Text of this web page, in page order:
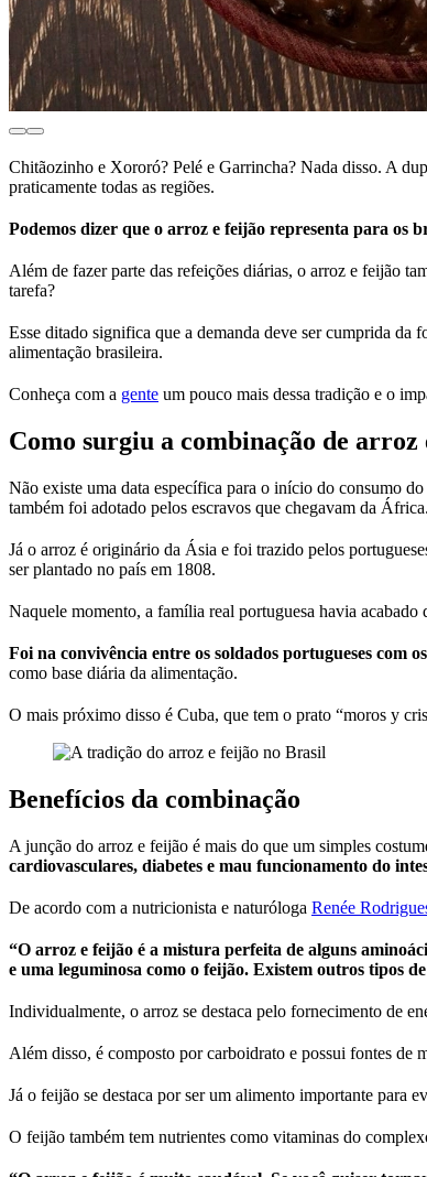
Chitãozinho e Xororó? Pelé e Garrincha? Nada disso. A
praticamente todas as regiões.
Podemos dizer que o arroz e feijão representa para os
Além de fazer parte das refeições diárias, o arroz e feijão
tarefa?
Esse ditado significa que a demanda deve ser cumprida da
alimentação brasileira.
Conheça com a gente um pouco mais dessa tradição e o
Como surgiu a combinação de arroz
Não existe uma data específica para o início do consumo
também foi adotado pelos escravos que chegavam da África.
Já o arroz é originário da Ásia e foi trazido pelos
ser plantado no país em 1808.
Naquele momento, a família real portuguesa havia
Foi na convivência entre os soldados portugueses com
como base diária da alimentação.
O mais próximo disso é Cuba, que tem o prato “moros y
Benefícios da combinação
A junção do arroz e feijão é mais do que um simples
cardiovasculares, diabetes e mau funcionamento do
De acordo com a nutricionista e naturóloga Renée
“O arroz e feijão é a mistura perfeita de alguns
e uma leguminosa como o feijão. Existem outros tipos
Individualmente, o arroz se destaca pelo fornecimento de
Além disso, é composto por carboidrato e possui fontes de
Já o feijão se destaca por ser um alimento importante para
O feijão também tem nutrientes como vitaminas do